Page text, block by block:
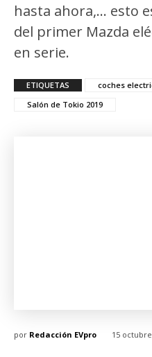
hasta ahora,... esto
del primer Mazda
en serie.
ETIQUETAS coches
Salón de Tokio 2019
por Redacción EVpro 15